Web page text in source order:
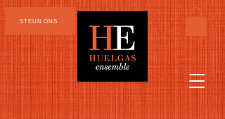
STEUN ONS